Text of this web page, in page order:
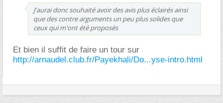
J'aurai donc souhaité avoir des avis plus éclairés ainsi
que des contre arguments un peu plus solides que
ceux qui m'ont été proposés
Et bien il suffit de faire un tour sur
http://arnaudel.club.fr/Payekhali/Do...yse-intro.html